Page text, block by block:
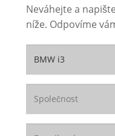
Neváhejte a
níže. Odpovíme